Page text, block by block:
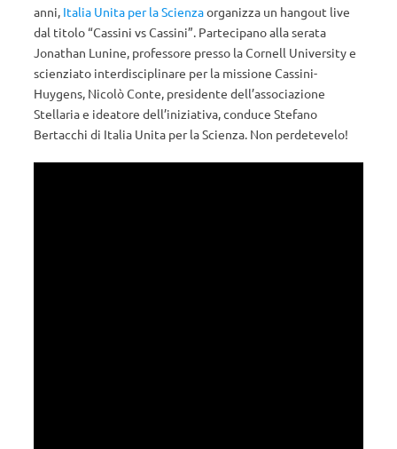
anni, Italia Unita per la Scienzaorganizza un hangout live
dal titolo “Cassini vs Cassini”. Partecipano alla serata
Jonathan Lunine, professore presso la Cornell University e
scienziato interdisciplinare per la missione Cassini-
Huygens, Nicolò Conte, presidente dell’associazione
Stellaria e ideatore dell’iniziativa, conduce Stefano
Bertacchi di Italia Unita per la Scienza. Non perdetevelo!